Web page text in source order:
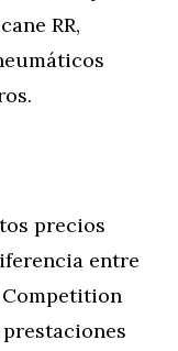
RR,
precios
entre
Competition